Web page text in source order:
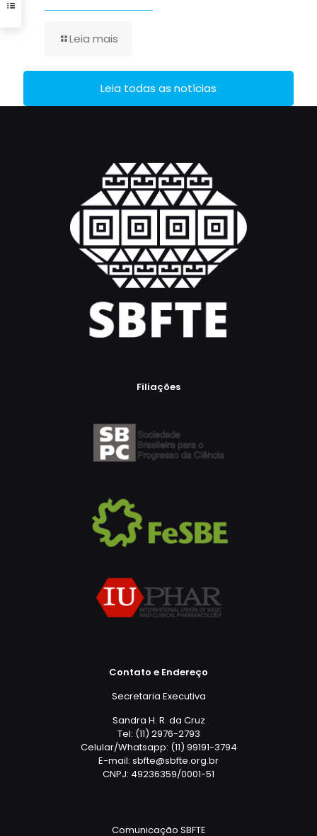
Leia mais
Leia todas as notícias
Filiações
Contato e Endereço
Secretaria Executiva
Sandra H. R. da Cruz
Tel: (11) 2976-2793
Celular/Whatsapp: (11) 99191-3794
E-mail: sbfte@sbfte.org.br
CNPJ: 49236359/0001-51
Comunicação SBFTE